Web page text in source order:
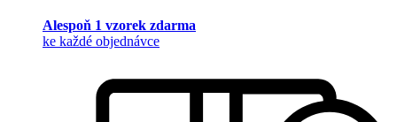
Alespoň 1 vzorek zdarma
ke každé objednávce